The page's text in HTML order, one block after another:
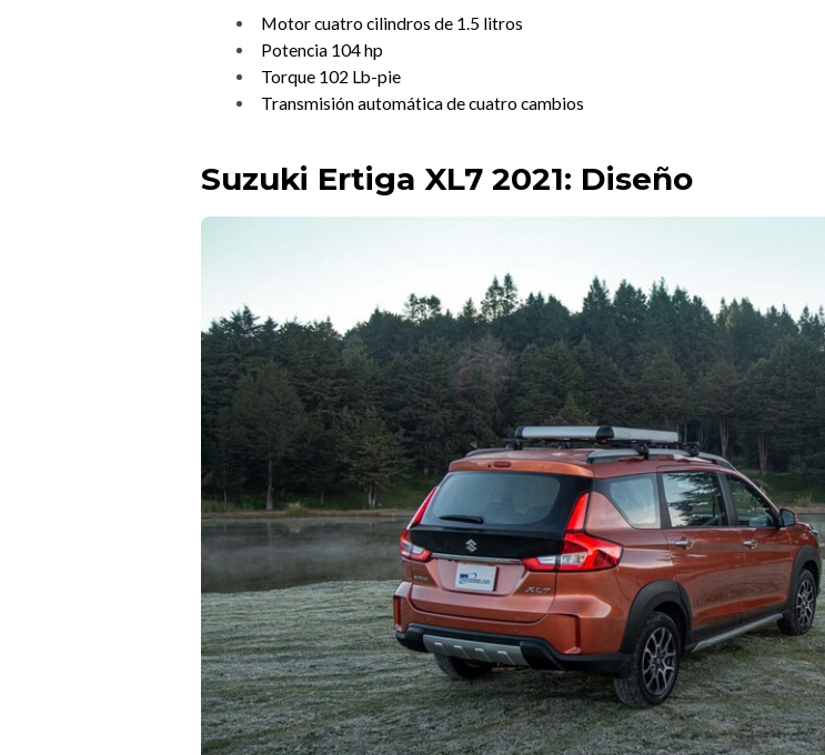
Motor cuatro cilindros de 1.5 litros
Potencia 104 hp
Torque 102 Lb-pie
Transmisión automática de cuatro cambios
Suzuki Ertiga XL7 2021: Diseño